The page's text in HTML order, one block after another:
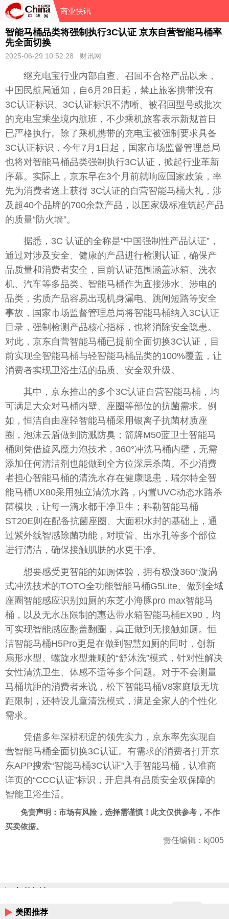
商业快讯
智能马桶品类将强制执行3C认证 京东自营智能马桶率
先全面切换
2025-06-29 10:52:28 财讯网
继充电宝行业内部自查、召回不合格产品以来，
中国民航局通知，自6月28日起，禁止旅客携带没有
3C认证标识、3C认证标识不清晰、被召回型号或批次
的充电宝乘坐境内航班，不少乘机旅客表示新规首日
已严格执行。除了乘机携带的充电宝被强制要求具备
3C认证标识，今年7月1日起，国家市场监督管理总局
也将对智能马桶品类强制执行3C认证，掀起行业革新
序幕。实际上，京东早在3个月前就响应国家政策，率
先为消费者送上获得 3C认证的自营智能马桶大礼，涉
及超40个品牌的700余款产品，以国家级标准筑起产品
的质量“防火墙”。
据悉，3C 认证的全称是“中国强制性产品认证”，
通过对涉及安全、健康的产品进行检测认证，确保产
品质量和消费者安全，目前认证范围涵盖冰箱、洗衣
机、汽车等多品类。智能马桶作为直接涉水、涉电的
品类，劣质产品容易出现机身漏电、跳闸短路等安全
事故，国家市场监督管理总局将智能马桶纳入3C认证
目录，强制检测产品核心指标，也将消除安全隐患。
对此，京东自营智能马桶已提前全面切换3C认证，目
前实现全智能马桶与轻智能马桶品类的100%覆盖，让
消费者实现卫浴生活的品质、安全双升级。
其中，京东推出的多个3C认证自营智能马桶，均
可满足大众对马桶内壁、座圈等部位的抗菌需求。例
如，恒洁自由座轻智能马桶采用银离子抗菌材质座
圈，泡沫云盾做到防溅防臭；箭牌M50蓝卫士智能马
桶则凭借旋风魔力泡技术，360°冲洗马桶内壁，无需
添加任何清洁剂也能做到全方位深层杀菌。不少消费
者担心智能马桶的清洗水存在健康隐患，瑞尔特全智
能马桶UX80采用独立清洗水路，内置UVC动态水路杀
菌模块，让每一滴水都干净卫生；科勒智能马桶
ST20E则在配备抗菌座圈、大面积水封的基础上，通
过紫外线智感除菌功能，对喷管、出水孔等多个部位
进行清洁，确保接触肌肤的水更干净。
想要感受更智能的如厕体验，拥有极漩360°漩涡
式冲洗技术的TOTO全功能智能马桶G5Lite、做到全域
座圈智能感应识别如厕的东芝小海豚pro max智能马
桶，以及无水压限制的惠达带水箱智能马桶EX90，均
可实现智能感应翻盖翻圈，真正做到无接触如厕。恒
洁智能马桶H5Pro更是在做到智慧如厕的同时，创新
扇形水型、螺旋水型兼顾的“舒沐洗”模式，针对性解决
女性清洗卫生、体感不适等多个问题。对于不会测量
马桶坑距的消费者来说，松下智能马桶V8家庭版无坑
距限制，还特设儿童清洗模式，满足全家人的个性化
需求。
凭借多年深耕积淀的领先实力，京东率先实现自
营智能马桶全面切换3C认证。有需求的消费者打开京
东APP搜索“智能马桶3C认证”入手智能马桶，认准商
详页的“CCC认证”标识，开启具有品质安全双保障的
智能卫浴生活。
免责声明：市场有风险，选择需谨慎！此文仅供参考，不作
买卖依据。
责任编辑：kj005
相关阅读
美图推荐